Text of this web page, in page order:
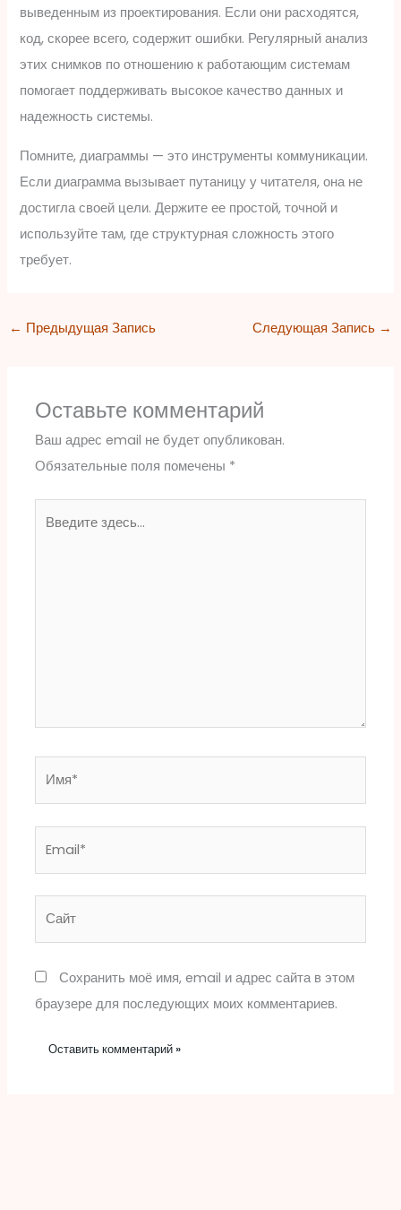
выведенным из проектирования. Если они расходятся,
код, скорее всего, содержит ошибки. Регулярный анализ
этих снимков по отношению к работающим системам
помогает поддерживать высокое качество данных и
надежность системы.
Помните, диаграммы — это инструменты коммуникации.
Если диаграмма вызывает путаницу у читателя, она не
достигла своей цели. Держите ее простой, точной и
используйте там, где структурная сложность этого
требует.
← Предыдущая Запись Следующая Запись →
Оставьте комментарий
Ваш адрес email не будет опубликован.
Обязательные поля помечены *
Сохранить моё имя, email и адрес сайта в этом
браузере для последующих моих комментариев.